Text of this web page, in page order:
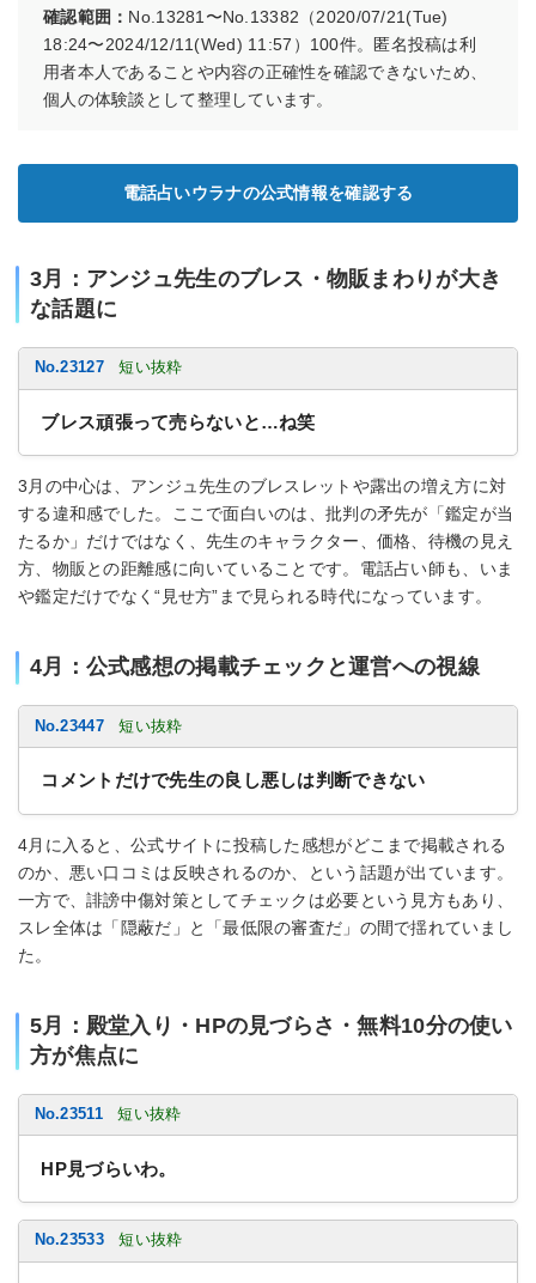
確認範囲： No.13281〜No.13382（2020/07/21(Tue)
18:24〜2024/12/11(Wed) 11:57）100件。匿名投稿は利
用者本人であることや内容の正確性を確認できないため、
個人の体験談として整理しています。
電話占いウラナの公式情報を確認する
3月：アンジュ先生のブレス・物販まわりが大き
な話題に
No.23127 短い抜粋
ブレス頑張って売らないと…ね笑
3月の中心は、アンジュ先生のブレスレットや露出の増え方に対
する違和感でした。ここで面白いのは、批判の矛先が「鑑定が当
たるか」だけではなく、先生のキャラクター、価格、待機の見え
方、物販との距離感に向いていることです。電話占い師も、いま
や鑑定だけでなく“見せ方”まで見られる時代になっています。
4月：公式感想の掲載チェックと運営への視線
No.23447 短い抜粋
コメントだけで先生の良し悪しは判断できない
4月に入ると、公式サイトに投稿した感想がどこまで掲載される
のか、悪い口コミは反映されるのか、という話題が出ています。
一方で、誹謗中傷対策としてチェックは必要という見方もあり、
スレ全体は「隠蔽だ」と「最低限の審査だ」の間で揺れていまし
た。
5月：殿堂入り・HPの見づらさ・無料10分の使い
方が焦点に
No.23511 短い抜粋
HP見づらいわ。
No.23533 短い抜粋